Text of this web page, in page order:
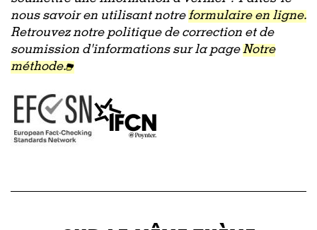
nous savoir en utilisant notreformulaire en ligne.
Retrouvez notre politique de correction et de
soumission d'informations sur la pageNotre
méthode.